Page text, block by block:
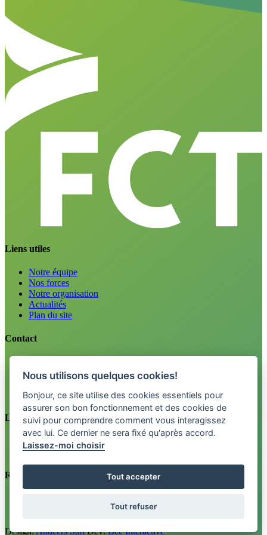
Liens utiles
Notre équipe
Nos forces
Notre organisation
Actualités
Plan du site
Contact
Renseignements
Tel. 0800 33 12 34
info@fctpension.swiss
Légal
Mentions légales
Politique de confidentialité
Retrouvez-nous sur
Design:Andeers Sàrl Dev:Bee Interactive
Nous utilisons quelques cookies!
Bonjour, ce site utilise des cookies essentiels pour
assurer son bon fonctionnement et des cookies de
suivi pour comprendre comment vous interagissez
avec lui. Ce dernier ne sera fixé qu'après accord.
Laissez-moi choisir
Tout accepter
Tout refuser